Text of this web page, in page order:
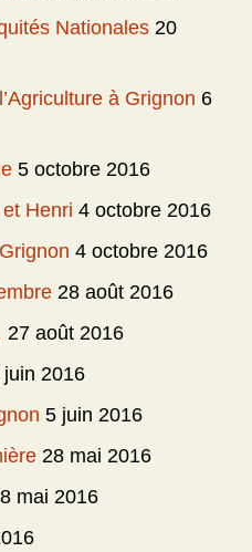
Nationales 20
à Grignon 6
5 octobre 2016
Henri 4 octobre 2016
4 octobre 2016
28 août 2016
27 août 2016
juin 2016
5 juin 2016
28 mai 2016
mai 2016